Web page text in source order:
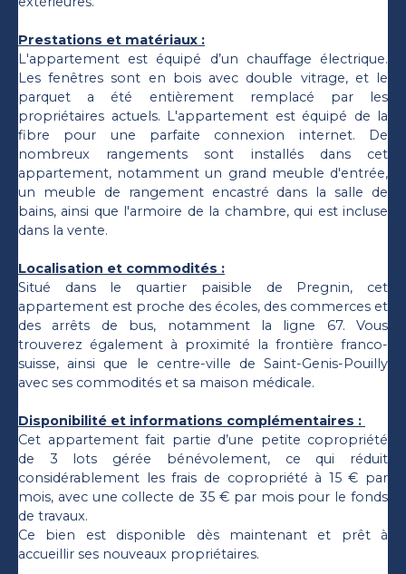
Prestations et matériaux :
L'appartement est équipé d’un chauffage électrique.
Les fenêtres sont en bois avec double vitrage, et le
parquet a été entièrement remplacé par les
propriétaires actuels. L'appartement est équipé de la
fibre pour une parfaite connexion internet. De
nombreux rangements sont installés dans cet
appartement, notamment un grand meuble d'entrée,
un meuble de rangement encastré dans la salle de
bains, ainsi que l'armoire de la chambre, qui est incluse
dans la vente.
Localisation et commodités :
Situé dans le quartier paisible de Pregnin, cet
appartement est proche des écoles, des commerces et
des arrêts de bus, notamment la ligne 67. Vous
trouverez également à proximité la frontière franco-
suisse, ainsi que le centre-ville de Saint-Genis-Pouilly
avec ses commodités et sa maison médicale.
Disponibilité et informations complémentaires :
Cet appartement fait partie d’une petite copropriété
de 3 lots gérée bénévolement, ce qui réduit
considérablement les frais de copropriété à 15 € par
mois, avec une collecte de 35 € par mois pour le fonds
de travaux.
Ce bien est disponible dès maintenant et prêt à
accueillir ses nouveaux propriétaires.